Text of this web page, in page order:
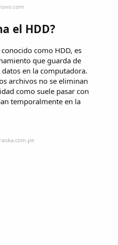
el HDD?
como HDD, es
que guarda de
en la computadora.
archivos no se eliminan
como suele pasar con
temporalmente en la